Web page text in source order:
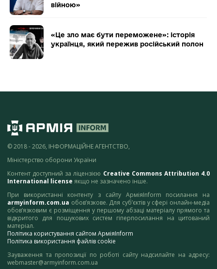
війною»
«Це зло має бути переможене»: історія
українця, який пережив російський полон
© 2018 - 2026, ІНФОРМАЦІЙНЕ АГЕНТСТВО,
Міністерство оборони України
Контент доступний за ліцензією Creative Commons Attribution 4.0
International license якщо не зазначено інше.
При використанні контенту з сайту АрміяInform посилання на
armyinform.com.ua обов’язкове. Для суб’єктів у сфері онлайн-медіа
обов’язковим є розміщення у першому абзаці матеріалу прямого та
відкритого для пошукових систем гіперпосилання на цитований
матеріал.
Політика користування сайтом АрміяInform
Політика використання файлів cookie
Зауваження та пропозиції по роботі сайту надсилайте на адресу:
webmaster@armyinform.com.ua